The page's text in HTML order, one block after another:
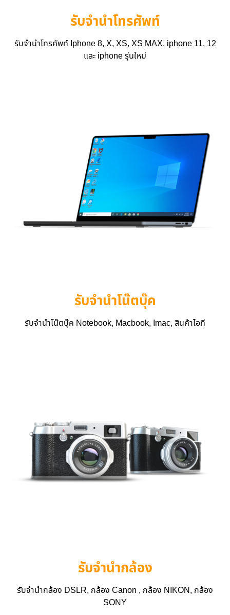
รับจำนำโทรศัพท์
รับจำนำโทรศัพท์ Iphone 8, X, XS, XS MAX, iphone 11, 12
และ iphone รุ่นใหม่
รับจำนำโน๊ตบุ๊ค
รับจำนำโน๊ตบุ๊ค Notebook, Macbook, Imac, สินค้าไอที
รับจำนำกล้อง
รับจำนำกล้อง DSLR, กล้อง Canon , กล้อง NIKON, กล้อง
SONY